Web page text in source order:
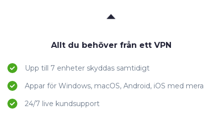
Allt du behöver från ett VPN
Upp till 7 enheter skyddas samtidigt
Appar för Windows, macOS, Android, iOS med mera
24/7 live kundsupport